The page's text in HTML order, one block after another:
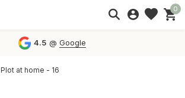
0
4.5 @Google
Plot at home - 16